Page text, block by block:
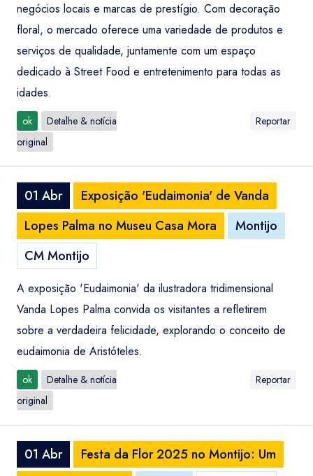
negócios locais e marcas de prestígio. Com decoração
floral, o mercado oferece uma variedade de produtos e
serviços de qualidade, juntamente com um espaço
dedicado à Street Food e entretenimento para todas as
idades.
ok
Detalhe & notícia
original
Reportar
01 Abr
Exposição 'Eudaimonia' de Vanda
Lopes Palma no Museu Casa Mora
Montijo
CM Montijo
A exposição 'Eudaimonia' da ilustradora tridimensional
Vanda Lopes Palma convida os visitantes a refletirem
sobre a verdadeira felicidade, explorando o conceito de
eudaimonia de Aristóteles.
ok
Detalhe & notícia
original
Reportar
01 Abr
Festa da Flor 2025 no Montijo: Um